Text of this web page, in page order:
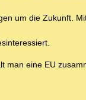
um die Zukunft.
man eine EU